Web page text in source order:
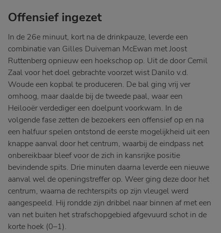
Offensief ingezet
In de 26e minuut, kort na de drinkpauze, leverde een
combinatie van Gilles Duiveman McEwan met Joost
Ruttenberg opnieuw een hoekschop op. Uit de door Cemil
Zaal voor het doel gebrachte voorzet wist Danilo v.d.
Woude een kopbal te produceren. De bal ging vrij ver
omhoog, maar daalde bij de tweede paal, waar een
Heilooër verdediger een doelpunt voorkwam. In de
volgende fase zetten de bezoekers een offensief op en na
een halfuur spelen ontstond de eerste mogelijkheid uit een
knappe aanval door het centrum, waarbij de eindpass net
onbereikbaar bleef voor de zich in kansrijke positie
bevindende spits. Drie minuten daarna leverde een nieuwe
aanval wel de openingstreffer op. Weer ging deze door het
centrum, waarna de rechterspits op zijn vleugel werd
aangespeeld. Hij rondde zijn dribbel naar binnen af met een
van net buiten het strafschopgebied afgevuurd schot in de
korte hoek (0–1).